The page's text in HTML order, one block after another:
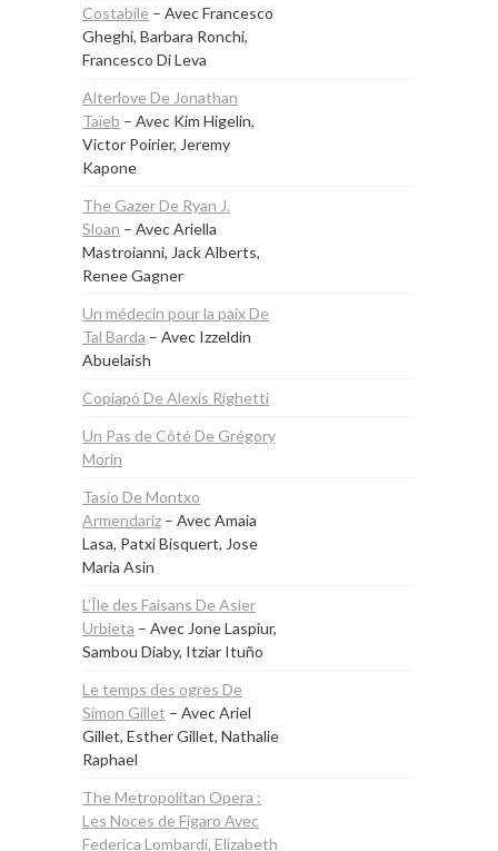
Costabile – Avec Francesco
Gheghi, Barbara Ronchi,
Francesco Di Leva
Alterlove De Jonathan
Taïeb – Avec Kim Higelin,
Victor Poirier, Jeremy
Kapone
The Gazer De Ryan J.
Sloan – Avec Ariella
Mastroianni, Jack Alberts,
Renee Gagner
Un médecin pour la paix De
Tal Barda – Avec Izzeldin
Abuelaish
Copiapó De Alexis Righetti
Un Pas de Côté De Grégory
Morin
Tasio De Montxo
Armendariz – Avec Amaia
Lasa, Patxi Bisquert, Jose
Maria Asin
L’Île des Faisans De Asier
Urbieta – Avec Jone Laspiur,
Sambou Diaby, Itziar Ituño
Le temps des ogres De
Simon Gillet – Avec Ariel
Gillet, Esther Gillet, Nathalie
Raphael
The Metropolitan Opera :
Les Noces de Figaro Avec
Federica Lombardi, Elizabeth